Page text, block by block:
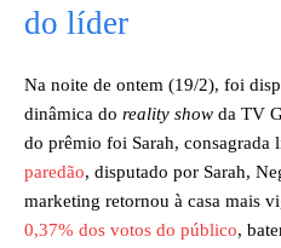
do líder
Na noite de ontem (19/2), foi
dinâmica do reality show da TV
do prêmio foi Sarah, consagrada
paredão, disputado por Sarah,
marketing retornou à casa mais
0,37% dos votos do público,